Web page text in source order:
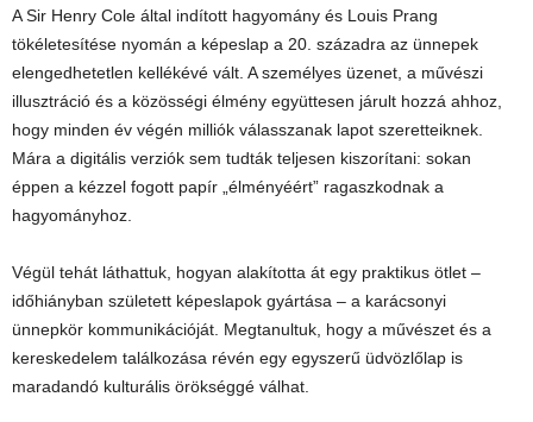
A Sir Henry Cole által indított hagyomány és Louis Prang
tökéletesítése nyomán a képeslap a 20. századra az ünnepek
elengedhetetlen kellékévé vált. A személyes üzenet, a művészi
illusztráció és a közösségi élmény együttesen járult hozzá ahhoz,
hogy minden év végén milliók válasszanak lapot szeretteiknek.
Mára a digitális verziók sem tudták teljesen kiszorítani: sokan
éppen a kézzel fogott papír „élményéért” ragaszkodnak a
hagyományhoz.
Végül tehát láthattuk, hogyan alakította át egy praktikus ötlet –
időhiányban született képeslapok gyártása – a karácsonyi
ünnepkör kommunikációját. Megtanultuk, hogy a művészet és a
kereskedelem találkozása révén egy egyszerű üdvözlőlap is
maradandó kulturális örökséggé válhat.